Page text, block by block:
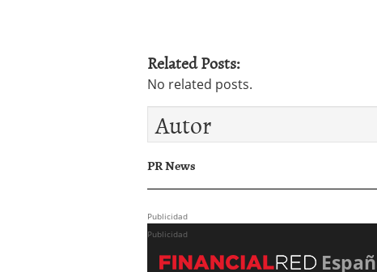
Related Posts:
No related posts.
Autor
PR News
Publicidad
Publicidad